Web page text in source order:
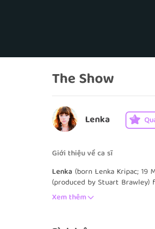
The Show
Lenka
Giới thiệu về ca sĩ
Lenka (born Lenka Kripac; 19
(produced by Stuart
used in the official Windows
Xem thêm